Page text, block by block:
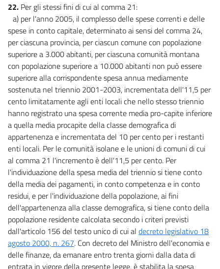
22. Per gli stessi fini di cui al comma 21:
a) per l'anno 2005, il complesso delle spese correnti e delle
spese in conto capitale, determinato ai sensi del comma 24,
per ciascuna provincia, per ciascun comune con popolazione
superiore a 3.000 abitanti, per ciascuna comunità montana
con popolazione superiore a 10.000 abitanti non può essere
superiore alla corrispondente spesa annua mediamente
sostenuta nel triennio 2001-2003, incrementata dell'11,5 per
cento limitatamente agli enti locali che nello stesso triennio
hanno registrato una spesa corrente media pro-capite inferiore
a quella media procapite della classe demografica di
appartenenza e incrementata del 10 per cento per i restanti
enti locali. Per le comunità isolane e le unioni di comuni di cui
al comma 21 l'incremento è dell'11,5 per cento. Per
l'individuazione della spesa media del triennio si tiene conto
della media dei pagamenti, in conto competenza e in conto
residui, e per l'individuazione della popolazione, ai fini
dell'appartenenza alla classe demografica, si tiene conto della
popolazione residente calcolata secondo i criteri previsti
dall'articolo 156 del testo unico di cui al decreto legislativo 18
agosto 2000, n. 267. Con decreto del Ministro dell'economia e
delle finanze, da emanare entro trenta giorni dalla data di
entrata in vigore della presente legge, è stabilita la spesa